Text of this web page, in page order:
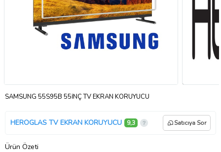
SAMSUNG 55S95B 55İNÇ TV EKRAN KORUYUCU
HEROGLAS TV EKRAN KORUYUCU 9,3 Satıcıya Sor
Ürün Özeti